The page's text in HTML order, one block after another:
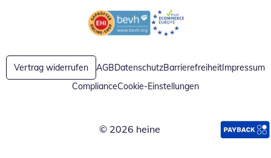
Öffnet in neuem FensterÖffnet in neuem Fenster
Vertrag widerrufen AGBDatenschutzBarrierefreiheitImpressum
ComplianceCookie-Einstellungen
© 2026 heine